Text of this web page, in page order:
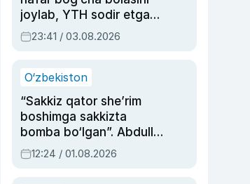
joylab, YTH sodir etgan
ayolga sud hukmi o‘qildi
23:41 / 03.08.2026
O‘zbekiston
“Sakkiz qator she’rim
boshimga sakkizta
bomba bo‘lgan”. Abdulla
Oripovni siyosiy
ayblovlardan asrab
12:24 / 01.08.2026